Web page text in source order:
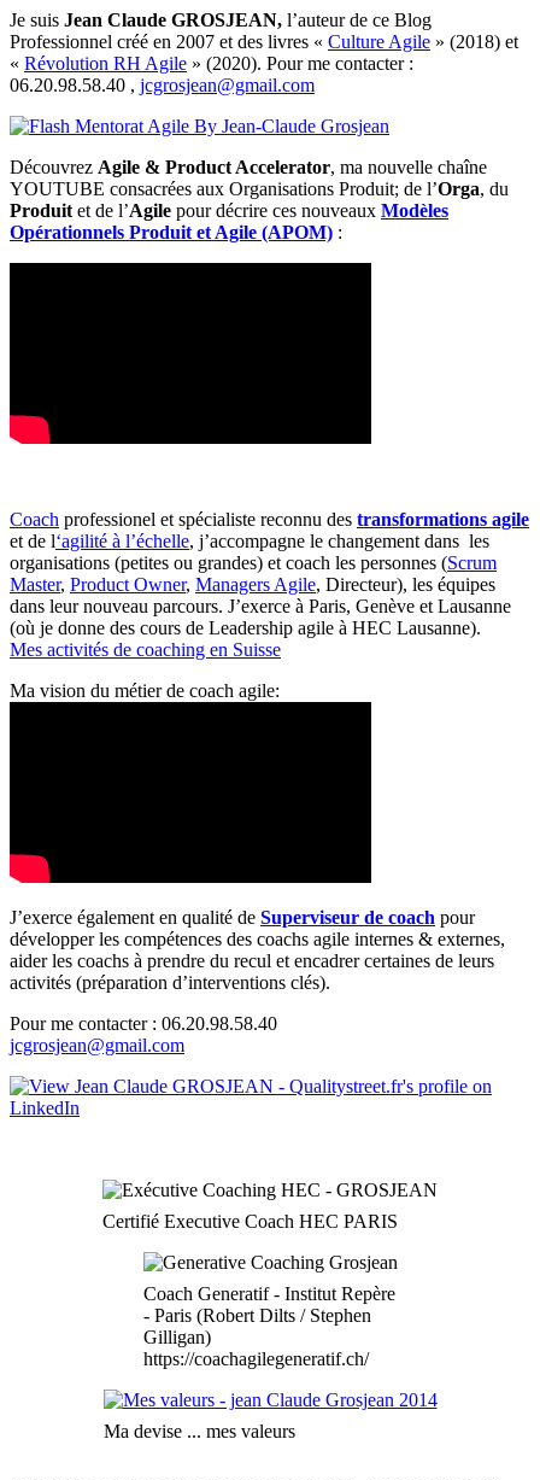
Je suis Jean Claude GROSJEAN, l’auteur de ce Blog
Professionnel créé en 2007 et des livres « Culture Agile » (2018) et
« Révolution RH Agile » (2020). Pour me contacter :
06.20.98.58.40 , jcgrosjean@gmail.com
Découvrez Agile & Product Accelerator, ma nouvelle chaîne
YOUTUBE consacrées aux Organisations Produit; de l’Orga, du
Produit et de l’Agile pour décrire ces nouveaux Modèles
Opérationnels Produit et Agile (APOM) :
Coach professionel et spécialiste reconnu des transformations agile
et de l‘agilité à l’échelle, j’accompagne le changement dans les
organisations (petites ou grandes) et coach les personnes (Scrum
Master, Product Owner, Managers Agile, Directeur), les équipes
dans leur nouveau parcours. J’exerce à Paris, Genève et Lausanne
(où je donne des cours de Leadership agile à HEC Lausanne).
Mes activités de coaching en Suisse
Ma vision du métier de coach agile:
J’exerce également en qualité de Superviseur de coach pour
développer les compétences des coachs agile internes & externes,
aider les coachs à prendre du recul et encadrer certaines de leurs
activités (préparation d’interventions clés).
Pour me contacter : 06.20.98.58.40
jcgrosjean@gmail.com
Certifié Executive Coach HEC PARIS
Coach Generatif - Institut Repère
- Paris (Robert Dilts / Stephen
Gilligan)
https://coachagilegeneratif.ch/
Ma devise ... mes valeurs